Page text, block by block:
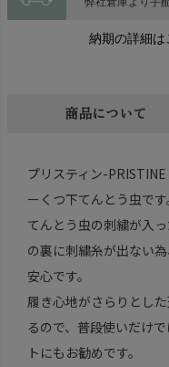
納期の詳細は
商品について
プリスティン-
ーくつ下てんとう虫です
てんとう虫の刺繍が入
の裏に刺繍糸が出ない
安心です。
履き心地がさらりとし
るので、普段使いだけ
トにもお勧めです。